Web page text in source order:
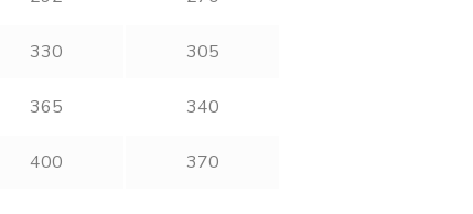
330 305
365 340
400 370